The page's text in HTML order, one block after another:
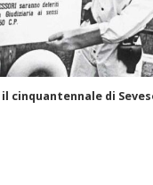
il cinquantennale di